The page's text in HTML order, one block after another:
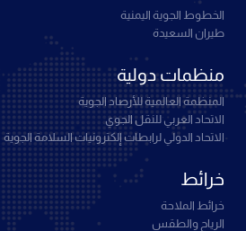
الخطوط الجوية اليمنية
طيران السعيدة
منظمات دولية
المنظمة العالمية للأرصاد الجوية
الاتحاد العربي للنقل الجوي
الاتحاد الدولي لرابطات إلكترونيات السلامة الجوية
خرائط
خرائط الملاحة
الرياح والطقس